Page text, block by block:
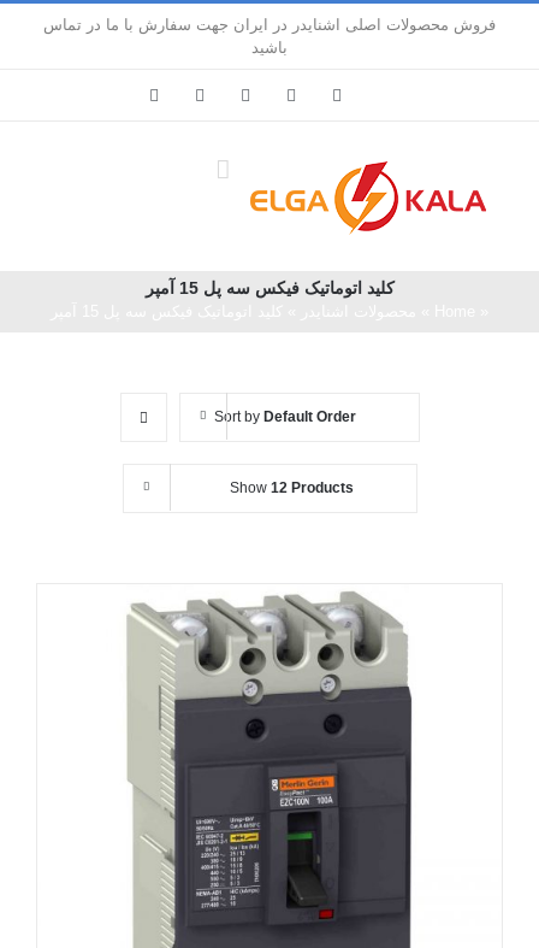
فروش محصولات اصلی اشنایدر در ایران جهت سفارش با ما در تماس
باشید
Facebook
Instagram
Pinterest
کليد اتوماتيک فیکس سه پل 15 آمپر
Sort by Default Order
Show 12 Products